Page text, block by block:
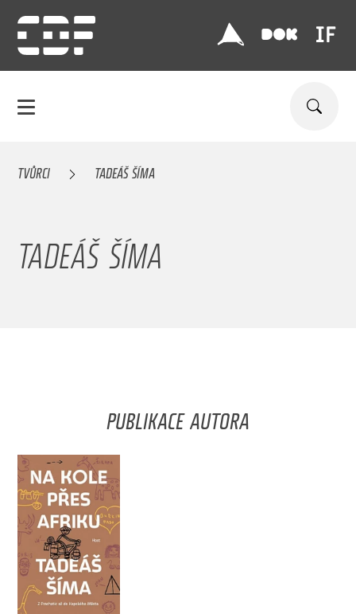
TVŮRCI TADEÁŠ ŠÍMA
TADEÁŠ ŠÍMA
PUBLIKACE AUTORA